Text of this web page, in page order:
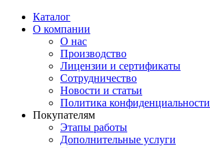
Каталог
О компании
О нас
Производство
Лицензии и сертификаты
Сотрудничество
Новости и статьи
Политика конфиденциальности
Покупателям
Этапы работы
Дополнительные услуги